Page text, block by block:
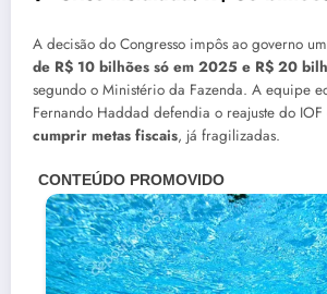
A decisão do Congresso impôs ao governo
de R$ 10 bilhões só em 2025 e R$ 20
segundo o Ministério da Fazenda. A equipe
Fernando Haddad defendia o reajuste do IOF
cumprir metas fiscais, já fragilizadas.